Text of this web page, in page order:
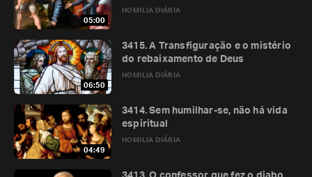
05:00
HOMILIA DIÁRIA
06:50
HOMILIA DIÁRIA
3415. A Transfiguração e o mistério
do rebaixamento de Deus
04:49
HOMILIA DIÁRIA
3414. Sem humilhar-se, não há vida
espiritual